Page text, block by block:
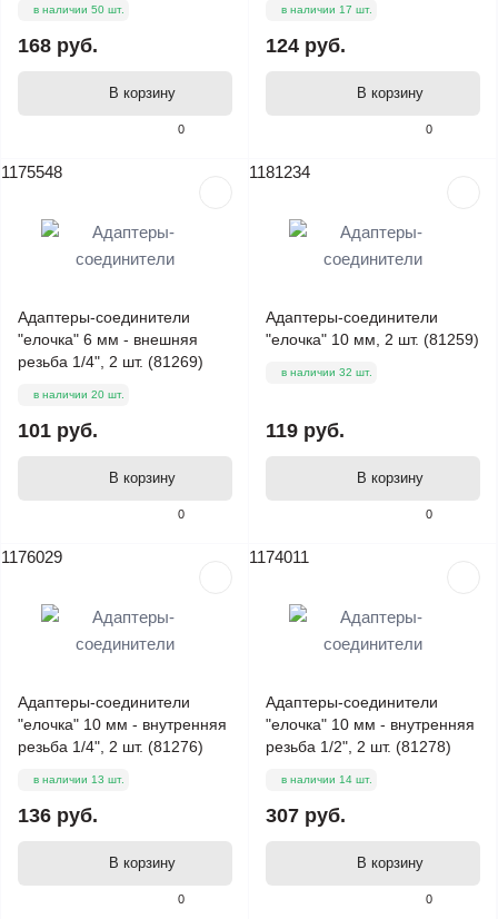
0
в наличии 50 шт.
168 руб.
В корзину
0
в наличии 17 шт.
124 руб.
В корзину
1175548
0
Адаптеры-соединители
"елочка" 6 мм - внешняя
резьба 1/4", 2 шт. (81269)
в наличии 20 шт.
101 руб.
В корзину
1181234
0
Адаптеры-соединители
"елочка" 10 мм, 2 шт. (81259)
в наличии 32 шт.
119 руб.
В корзину
1176029
0
Адаптеры-соединители
"елочка" 10 мм - внутренняя
резьба 1/4", 2 шт. (81276)
в наличии 13 шт.
136 руб.
В корзину
1174011
0
Адаптеры-соединители
"елочка" 10 мм - внутренняя
резьба 1/2", 2 шт. (81278)
в наличии 14 шт.
307 руб.
В корзину